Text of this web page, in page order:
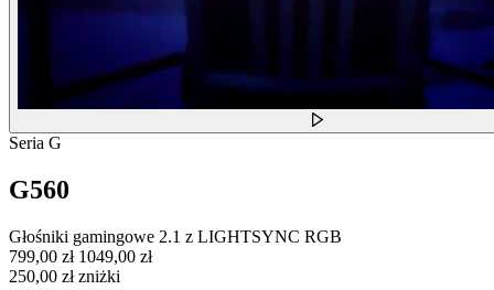
Seria G
G560
Głośniki gamingowe 2.1 z LIGHTSYNC RGB
799,00 zł 1049,00 zł
250,00 zł zniżki